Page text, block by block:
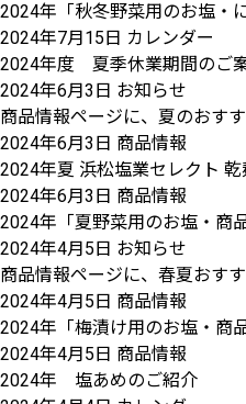
2024年「秋冬野菜用のお塩・
2024年7月15日 カレンダー
2024年度 夏季休業期間のご
2024年6月3日 お知らせ
商品情報ページに、夏のおす
2024年6月3日 商品情報
2024年夏 浜松塩業セレクト 乾
2024年6月3日 商品情報
2024年「夏野菜用のお塩・商
2024年4月5日 お知らせ
商品情報ページに、春夏おす
2024年4月5日 商品情報
2024年「梅漬け用のお塩・商
2024年4月5日 商品情報
2024年 塩あめのご紹介